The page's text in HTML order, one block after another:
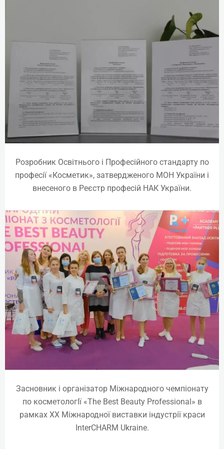
Спеціаліст ін’єкційних методик
Online | Offline
₴23545
Детальніше
Плазмоліфтинг
Розробник Освітнього і Професійного стандарту по
професії «Косметик», затвердженого МОН України і
внесеного в Реєстр професій НАК України.
Засновник і організатор Міжнародного чемпіонату
по косметологІї «The Best Beauty Professional» в
рамках ХХ Міжнародної виставки індустрії краси
InterCHARM Ukraine.